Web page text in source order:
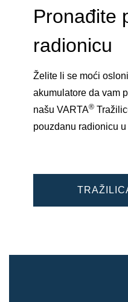
Pronađite
radionicu
Želite li se moći
akumulatore da vam
našu VARTA®
pouzdanu radionicu